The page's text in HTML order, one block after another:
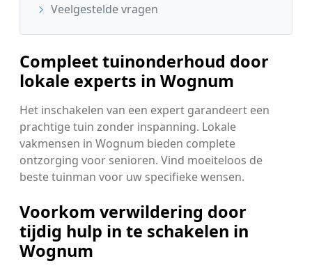
Veelgestelde vragen
Compleet tuinonderhoud door
lokale experts in Wognum
Het inschakelen van een expert garandeert een
prachtige tuin zonder inspanning. Lokale
vakmensen in Wognum bieden complete
ontzorging voor senioren. Vind moeiteloos de
beste tuinman voor uw specifieke wensen.
Voorkom verwildering door
tijdig hulp in te schakelen in
Wognum